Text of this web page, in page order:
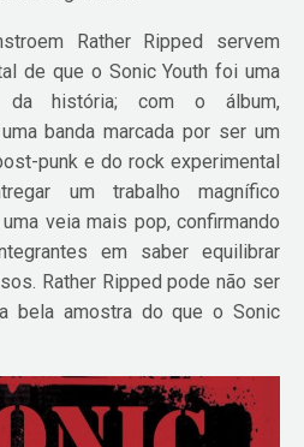
Rather Ripped servem
de que o Sonic Youth foi uma
da história; com o álbum,
banda marcada por ser um
punk e do rock experimental
um trabalho magnífico
veia mais pop, confirmando
em saber equilibrar
Rather Ripped pode não ser
bela amostra do que o Sonic